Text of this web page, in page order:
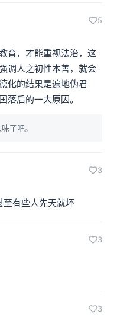
5
育，才能重视法治，这
调人之初性本善，就会
化的结果是遍地伪君
落后的一大原因。
了吧。
3
至有些人先天就坏
3
3